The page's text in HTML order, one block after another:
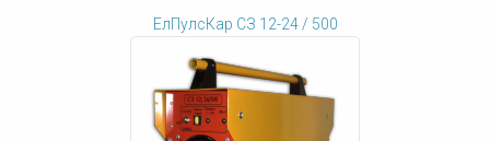
ЕлПулсКар СЗ 12-24 / 500